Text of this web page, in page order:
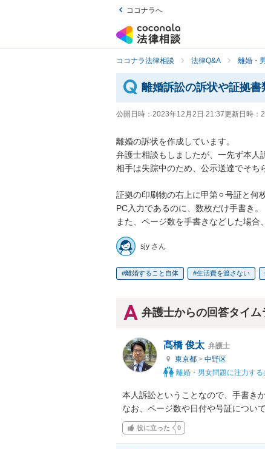
ココナラへ
ココナラ法律相談 法律Q&A 離婚・
離婚訴訟の訴状や証拠
公開日時： 2023年12月2日 21:37更新日時：
離婚の訴状を作成しています。
弁護士相談もしましたが、一先ず本人
相手は失踪中のため、公示送達でそち
証拠の印刷物の右上に甲第⚪︎号証と何
PC入力であるのに、数枚だけ手書き。
また、ページ数を手書きなどした場合
sjy さん
離婚すること自体 生活費を渡さない
弁護士からの回答タイム
髙橋 俊太 弁護士
東京都 > 中野区
離婚・男女問題に注力する
本人訴訟ということなので、手書き
なお、ページ数や日付や号証につい
役に立った 0